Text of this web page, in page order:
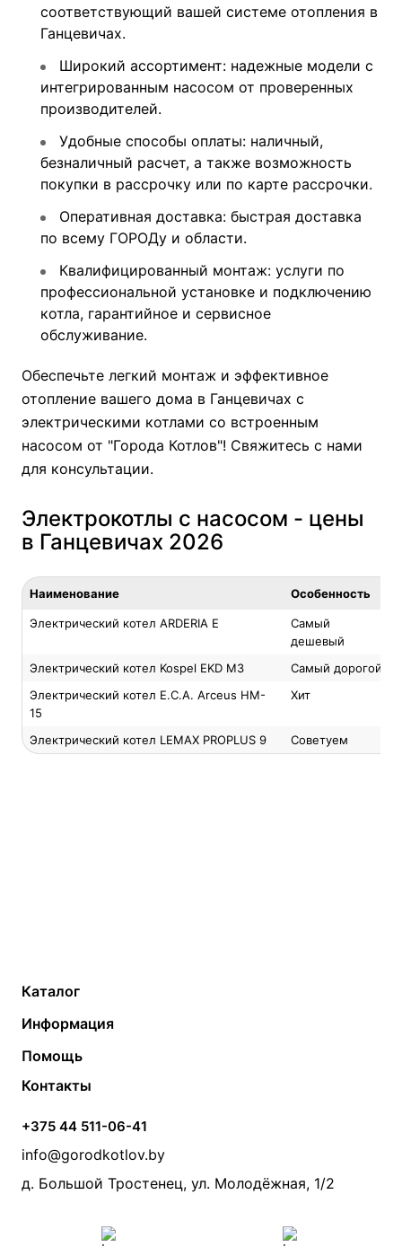
соответствующий вашей системе отопления в
Ганцевичах.
Широкий ассортимент: надежные модели с
интегрированным насосом от проверенных
производителей.
Удобные способы оплаты: наличный,
безналичный расчет, а также возможность
покупки в рассрочку или по карте рассрочки.
Оперативная доставка: быстрая доставка
по всему ГОРОДу и области.
Квалифицированный монтаж: услуги по
профессиональной установке и подключению
котла, гарантийное и сервисное
обслуживание.
Обеспечьте легкий монтаж и эффективное
отопление вашего дома в Ганцевичах с
электрическими котлами со встроенным
насосом от "Города Котлов"! Свяжитесь с нами
для консультации.
Электрокотлы с насосом - цены
в Ганцевичах 2026
Наименование Особенность
Электрический котел ARDERIA E
Самый
дешевый
Электрический котел Kospel EKD M3 Самый дорогой
Электрический котел E.C.A. Arceus HM-
15
Хит
Электрический котел LEMAX PROPLUS 9 Советуем
Каталог
Твердотопливные котлы
Электрические котлы
Банные печи
Камины и печи
Теплый пол
Радиаторы
Насосы
Дымоходы
Информация
Контакты
Статьи
Акции
Производители
Помощь
Монтаж систем отопления
Прайс по монтажу систем отопления
Проект систем отопления
Контакты
+375 44 511-06-41
info@gorodkotlov.by
д. Большой Тростенец, ул. Молодёжная, 1/2